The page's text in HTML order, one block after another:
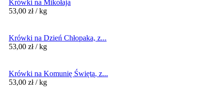
Krówki na Mikołaja
53,00 zł / kg
Krówki na Dzień Chłopaka, z...
53,00 zł / kg
Krówki na Komunię Świętą, z...
53,00 zł / kg